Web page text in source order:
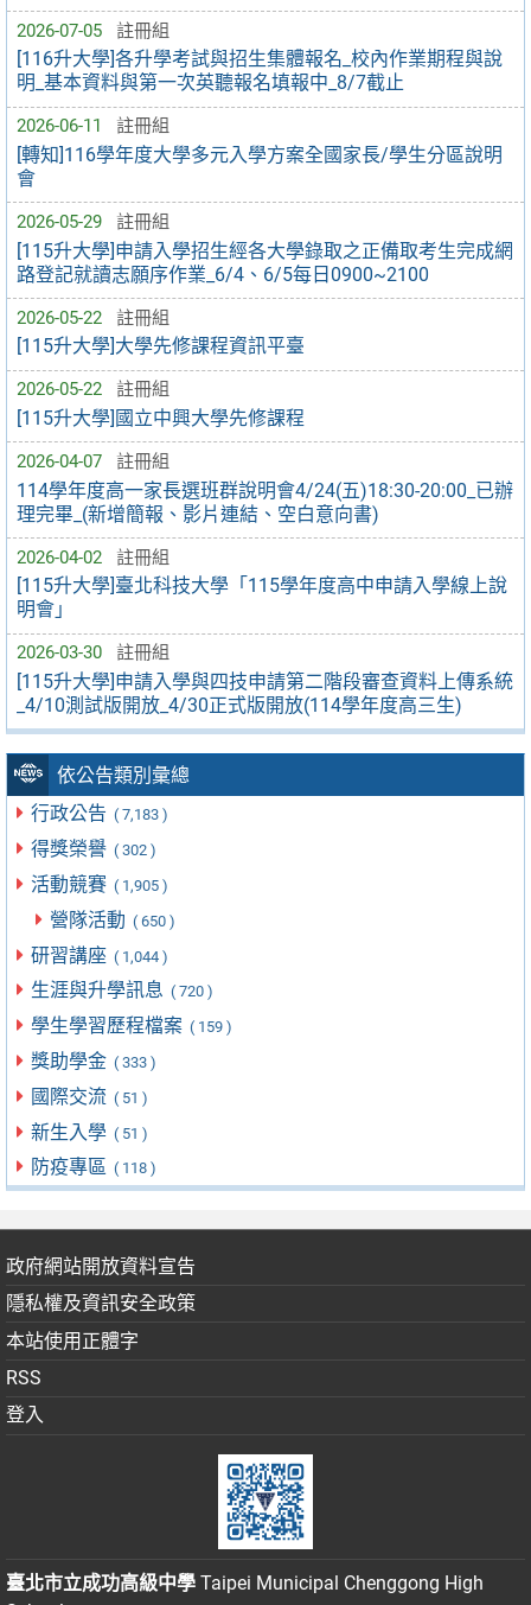
2026-07-05 註冊組
[116升大學]各升學考試與招生集體報名_校內作業期程與說
明_基本資料與第一次英聽報名填報中_8/7截止
2026-06-11 註冊組
[轉知]116學年度大學多元入學方案全國家長/學生分區說明
會
2026-05-29 註冊組
[115升大學]申請入學招生經各大學錄取之正備取考生完成網
路登記就讀志願序作業_6/4、6/5每日0900~2100
2026-05-22 註冊組
[115升大學]大學先修課程資訊平臺
2026-05-22 註冊組
[115升大學]國立中興大學先修課程
2026-04-07 註冊組
114學年度高一家長選班群說明會4/24(五)18:30-20:00_已辦
理完畢_(新增簡報、影片連結、空白意向書)
2026-04-02 註冊組
[115升大學]臺北科技大學「115學年度高中申請入學線上說
明會」
2026-03-30 註冊組
[115升大學]申請入學與四技申請第二階段審查資料上傳系統
_4/10測試版開放_4/30正式版開放(114學年度高三生)
依公告類別彙總
行政公告 ( 7,183 )
得獎榮譽 ( 302 )
活動競賽 ( 1,905 )
營隊活動 ( 650 )
研習講座 ( 1,044 )
生涯與升學訊息 ( 720 )
學生學習歷程檔案 ( 159 )
獎助學金 ( 333 )
國際交流 ( 51 )
新生入學 ( 51 )
防疫專區 ( 118 )
政府網站開放資料宣告
隱私權及資訊安全政策
本站使用正體字
RSS
登入
臺北市立成功高級中學 Taipei Municipal Chenggong High